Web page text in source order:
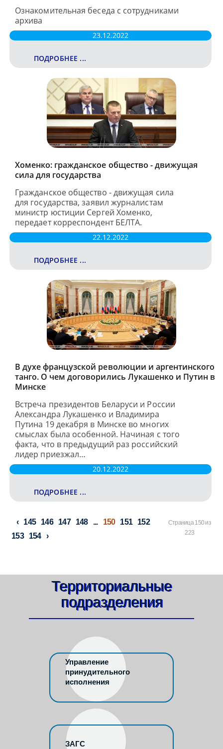
Ознакомительная беседа с сотрудниками
архива
23.12.2022
ПОДРОБНЕЕ ...
Хоменко: гражданское общество - движущая
сила для государства
Гражданское общество - движущая сила
для государства, заявил журналистам
министр юстиции Сергей Хоменко,
передает корреспондент БЕЛТА.
22.12.2022
ПОДРОБНЕЕ ...
В духе французской революции и аргентинского
танго. О чем договорились Лукашенко и Путин в
Минске
Встреча президентов Беларуси и России
Александра Лукашенко и Владимира
Путина 19 декабря в Минске во многих
смыслах была особенной. Начиная с того
факта, что в предыдущий раз российский
лидер приезжал…
20.12.2022
ПОДРОБНЕЕ ...
145 146 147 148 ... 150 151
152
153
154
Страница 150 из
223
Территориальные
подразделения
Управление
принудительного
исполнения
ЗАГС